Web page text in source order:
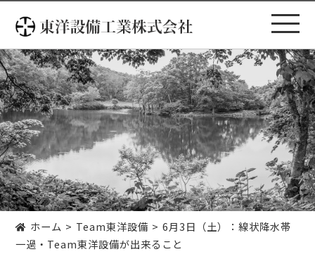
テ
ン
ツ
へ
ス
キ
ッ
プ
ホーム Team東洋設備
6月3日（土）：線状降水帯
一過・Team東洋設備が出来ること